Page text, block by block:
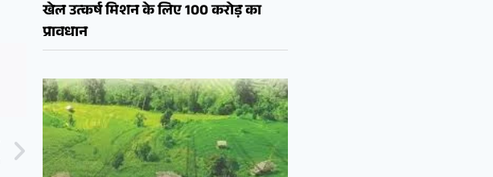
खेल उत्कर्ष मिशन के लिए 100 करोड़ का
प्रावधान